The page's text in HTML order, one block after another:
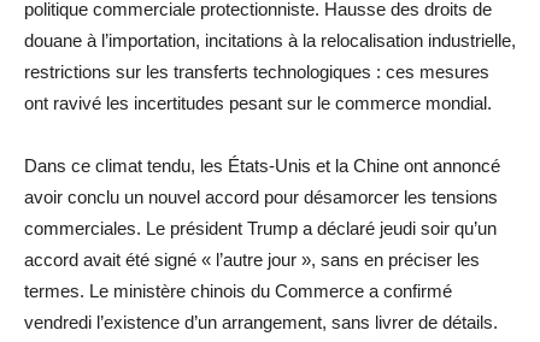
politique commerciale protectionniste. Hausse des droits de
douane à l’importation, incitations à la relocalisation industrielle,
restrictions sur les transferts technologiques : ces mesures
ont ravivé les incertitudes pesant sur le commerce mondial.
Dans ce climat tendu, les États-Unis et la Chine ont annoncé
avoir conclu un nouvel accord pour désamorcer les tensions
commerciales. Le président Trump a déclaré jeudi soir qu’un
accord avait été signé « l’autre jour », sans en préciser les
termes. Le ministère chinois du Commerce a confirmé
vendredi l’existence d’un arrangement, sans livrer de détails.